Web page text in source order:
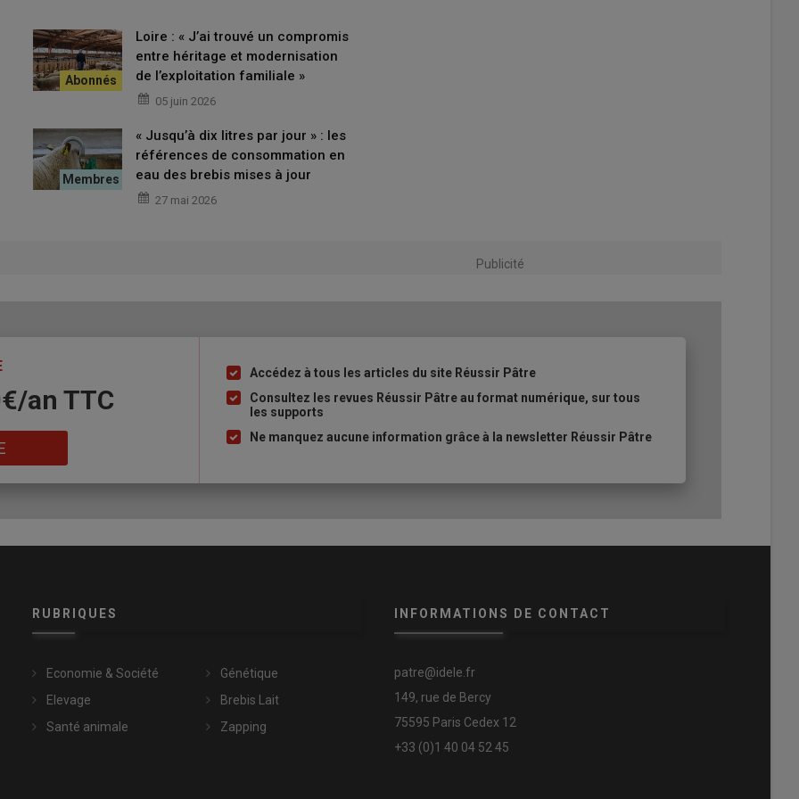
surfaces bovines l’hiver ?
originaire du massif de la Montagne noire entre les
peu représentée, sa présence historique se situant plutôt
Loire : « J’ai trouvé un compromis
entre héritage et modernisation
de l’exploitation familiale »
05 juin 2026
« Jusqu’à dix litres par jour » : les
références de consommation en
eau des brebis mises à jour
27 mai 2026
Publicité
an​ TTC
Liste
à
puce
Accédez à tous les articles du site Réussir Pâtre
Consultez les revues Réussir Pâtre au format numérique, sur tous
les supports
Ne manquez aucune information grâce à la newsletter Réussir Pâtre
RUBRIQUES
Economie & Société
Elevage
Santé animale
Génétique
Brebis Lait
Zapping
INFORMATIONS DE CONTACT
patre@idele.fr
149, rue de Bercy
75595 Paris Cedex 12
+33 (0)1 40 04 52 45